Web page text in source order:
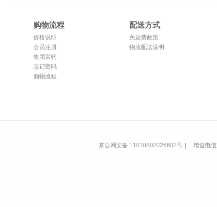
购物流程
价格说明
会员注册
集团采购
忘记密码
购物流程
配送方式
免运费政策
物流配送说明
京公网安备 11010802026602号 | 增值电